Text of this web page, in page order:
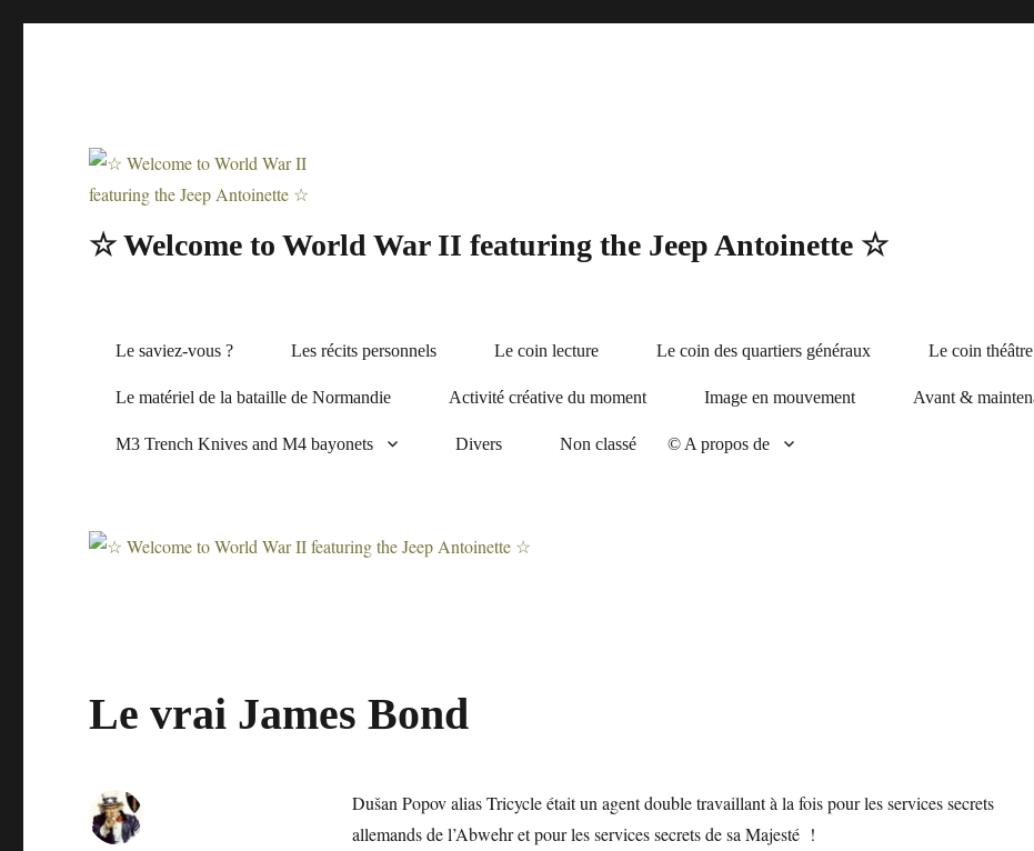
☆ Welcome to World War II featuring the Jeep Antoinette ☆
Le saviez-vous ? Les récits personnels Le coin lecture Le coin des quartiers généraux Le coin
Le matériel de la bataille de Normandie Activité créative du moment Image en mouvement Avant &
M3 Trench Knives and M4 bayonets Divers Non classé ©️ A propos de
Le vrai James Bond
Dušan Popov alias Tricycle était un agent double travaillant à la fois pour les services secrets
allemands de l’Abwehr et pour les services secrets de sa Majesté !